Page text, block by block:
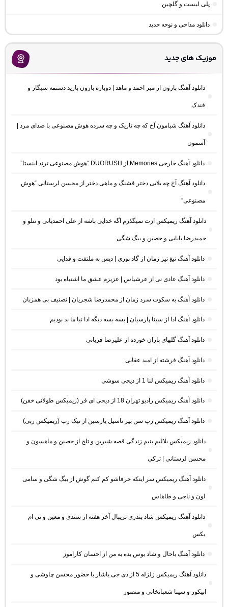
پلی لیست و گلچین
دانلود مداحی و نوحه جدید
موزیک های جدید
دانلود آهنگ بارون از میر احمد و ماهد | دوباره بارون بارید دستمه سیگار و
فندک
دانلود آهنگ شبامون آخ که چه تاریک و چه سرده هوش مصنوعی با صدای مرد |
آسمون
دانلود آهنگ خارجی Memories از DUORUSH “هوش مصنوعی ترند اینستا”
دانلود آهنگ آخ چه بلایی دختر قشنگ و ماهی دختر از محسن لرستانی “هوش
مصنوعی”
دانلود آهنگ ریمیکس ازت نمیگذرم اگه خدایی باشه از علی احمدیانی و تتلو و
حمیدرضا بابایی و حصین و بیگ شگی
دانلود آهنگ تیغ تیز زمان از گاد پوری | دیس به ملتفت و فدایی
دانلود آهنگ عادی نی از عرشیاس | عزیزم عشق ما اشتباه بود
دانلود آهنگ به سکوت سرد زمان از محمدرضا شجریان | تصنیف بی همزبان
دانلود آهنگ ادا از سینا پارسیان | بسه بسه دیگه ادا نیا ما بد بودیم
دانلود آهنگ گلهای باران خورده از علیرضا قربانی
دانلود آهنگ فرشته از امید عقابی
دانلود آهنگ ریمیکس لنا 1 از دیجی سوشی
دانلود آهنگ ریمیکس رادیو تهران 18 از دیجی ای فر (ریمیکس طولانی خفن)
دانلود آهنگ ریمیکس رپ سن بیر ناسیل یارسین از تیک رپ (ریمیکس رپی)
دانلود ریمیکس بلالیم بنیم زندگی قصه شیرین و تلخ از حصین و ماهسون و
محسن لرستانی | ترکی
دانلود آهنگ ریمیکس سر اینکه حرفاشو کم کنم گوش از بیگ شگی و سامی
لون و ناجی و طاهاس
دانلود آهنگ ریمیکس شاد بندری تریبال آخر هفته از سندی و معین و تی ام
بکس
دانلود آهنگ باحال و شاد بوس بده به من از احسان کاراموز
دانلود آهنگ ریمیکس زلزله 5 از دی جی یاشار با حضور محسن چاوشی و
اپیکور و سینا شعبانخانی و منصور